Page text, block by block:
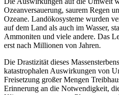
Ozeanversauerung, saurem Regen
Ozeane. Landökosysteme wurden
aufdem Land als auch im Wasser,
Ammoniten und viele andere. Das
erst nach Millionen von Jahren.
Die Drastizität dieses
katastrophalen Auswirkungen von
Freisetzung großer Mengen
Erinnerung an die Notwendigkeit,